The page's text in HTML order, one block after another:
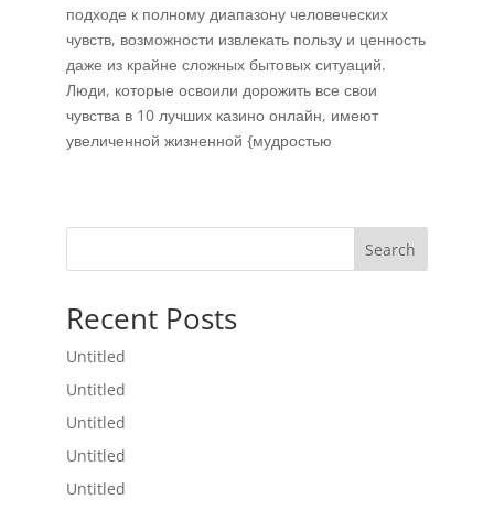
подходе к полному диапазону человеческих
чувств, возможности извлекать пользу и ценность
даже из крайне сложных бытовых ситуаций.
Люди, которые освоили дорожить все свои
чувства в 10 лучших казино онлайн, имеют
увеличенной жизненной {мудростью
Search
Recent Posts
Untitled
Untitled
Untitled
Untitled
Untitled